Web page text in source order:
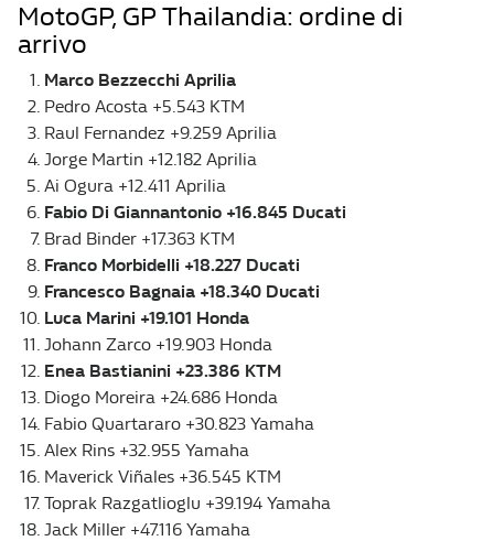
MotoGP, GP Thailandia: ordine di
arrivo
Marco Bezzecchi Aprilia
Pedro Acosta +5.543 KTM
Raul Fernandez +9.259 Aprilia
Jorge Martin +12.182 Aprilia
Ai Ogura +12.411 Aprilia
Fabio Di Giannantonio +16.845 Ducati
Brad Binder +17.363 KTM
Franco Morbidelli +18.227 Ducati
Francesco Bagnaia +18.340 Ducati
Luca Marini +19.101 Honda
Johann Zarco +19.903 Honda
Enea Bastianini +23.386 KTM
Diogo Moreira +24.686 Honda
Fabio Quartararo +30.823 Yamaha
Alex Rins +32.955 Yamaha
Maverick Viñales +36.545 KTM
Toprak Razgatlioglu +39.194 Yamaha
Jack Miller +47.116 Yamaha